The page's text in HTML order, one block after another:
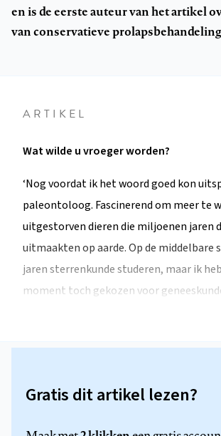
en is de eerste auteur van het artikel
van conservatieve
ARTIKEL
Wat wilde u vroeger worden?
‘Nog voordat ik het woord goed kon
paleontoloog. Fascinerend om meer te
uitgestorven dieren die miljoenen jaren
uitmaakten op aarde. Op de middelbare
jaren sterrenkunde studeren, maar ik
moment toch gekozen voor
Gratis dit artikel lezen?